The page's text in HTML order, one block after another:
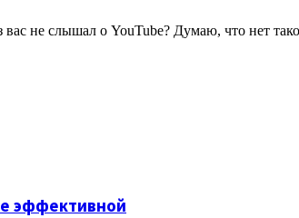
не слышал о YouTube? Думаю, что нет
эффективной